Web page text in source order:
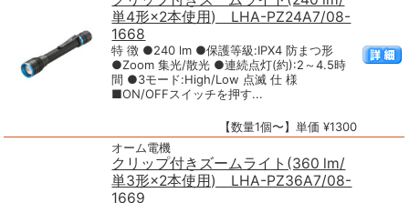
単4形×2本使用) LHA-PZ24A7/08-
1668
特 徴 ●240 lm ●保護等級:IPX4 防まつ形
●Zoom 集光/散光 ●連続点灯(約):2～4.5時
間 ●3モード:High/Low 点滅 仕 様
■ON/OFFスイッチを押す...
【数量1個〜】単価 ¥1300
オーム電機
クリップ付きズームライト(360 lm/
単3形×2本使用) LHA-PZ36A7/08-
1669